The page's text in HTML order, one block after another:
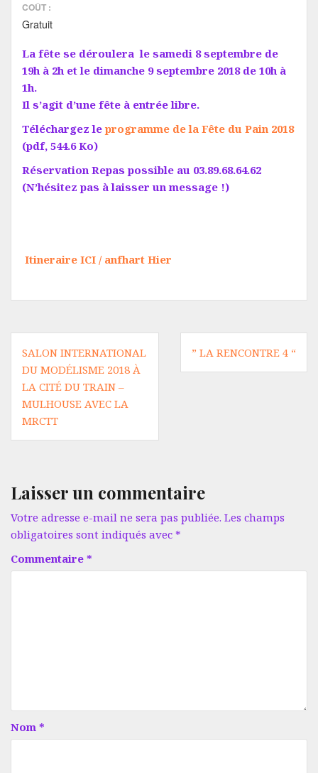
COÛT :
Gratuit
La fête se déroulera le samedi 8 septembre de
19h à 2h et le dimanche 9 septembre 2018 de 10h à
1h.
Il s’agit d’une fête à entrée libre.
Téléchargez le programme de la Fête du Pain 2018
(pdf, 544.6 Ko)
Réservation Repas possible au 03.89.68.64.62
(N’hésitez pas à laisser un message !)
Itineraire ICI / anfhart Hier
Navigation
de
l’article
SALON INTERNATIONAL
DU MODÉLISME 2018 À
LA CITÉ DU TRAIN –
MULHOUSE AVEC LA
MRCTT
” LA RENCONTRE 4 “
Laisser un commentaire
Votre adresse e-mail ne sera pas publiée. Les champs
obligatoires sont indiqués avec *
Commentaire *
Nom *